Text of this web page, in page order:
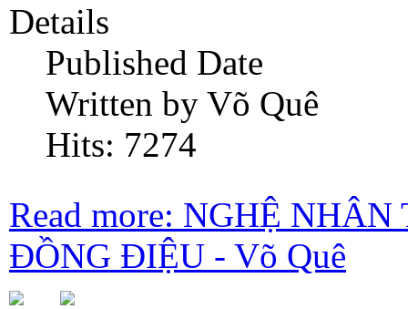
Details
Published Date
Written by Võ Quê
Hits: 7274
Read more: NGHỆ
ĐỒNG ĐIỆU - Võ Quê